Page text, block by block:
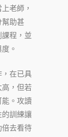
老師，
助甚
程，並
。
，在已具
高，但若
。攻讀
的訓練讓
倍去看待